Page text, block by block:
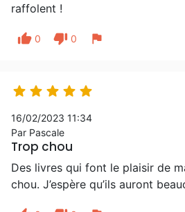
raffolent !
thumb_up 0 thumb_down 0 flag
    
16/02/2023 11:34
Par Pascale
Trop chou
Des livres qui font le plaisir de
chou. J’espère qu’ils auront